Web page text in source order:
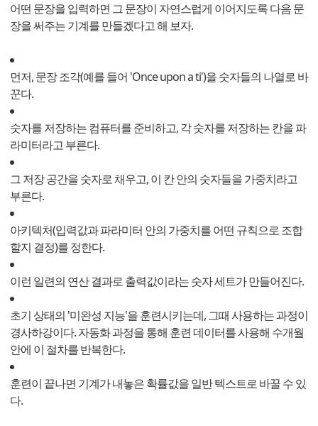
어떤 문장을 입력하면 그 문장이 자연스럽게 이어지도록 다음 문
장을 써주는 기계를 만들겠다고 해 보자.
먼저, 문장 조각(예를 들어 'Once upon a ti')을 숫자들의 나열로 바
꾼다.
숫자를 저장하는 컴퓨터를 준비하고, 각 숫자를 저장하는 칸을 파
라미터라고 부른다.
그 저장 공간을 숫자로 채우고, 이 칸 안의 숫자들을 가중치라고
부른다.
아키텍처(입력값과 파라미터 안의 가중치를 어떤 규칙으로 조합
할지 결정)를 정한다.
이런 일련의 연산 결과로 출력값이라는 숫자 세트가 만들어진다.
초기 상태의 '미완성 지능'을 훈련시키는데, 그때 사용하는 과정이
경사하강이다. 자동화 과정을 통해 훈련 데이터를 사용해 수개월
안에 이 절차를 반복한다.
훈련이 끝나면 기계가 내놓은 확률값을 일반 텍스트로 바꿀 수 있
다.